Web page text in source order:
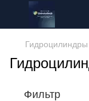
Гидроцилиндры
Фильтр